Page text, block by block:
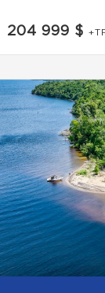
204 999 $